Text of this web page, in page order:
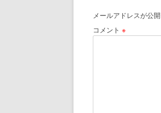
メールアドレスが公
コメント ※